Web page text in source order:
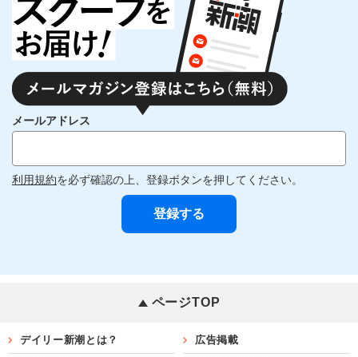
メールアドレス
利用規約を必ず確認の上、登録ボタンを押してください。
ページTOP
デイリー新潮とは？ 広告掲載